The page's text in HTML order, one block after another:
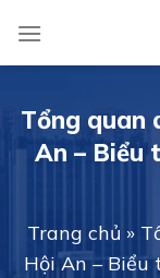
content
Tổng quan
An – Biểu
Trang chủ »
Hội An – Biểu